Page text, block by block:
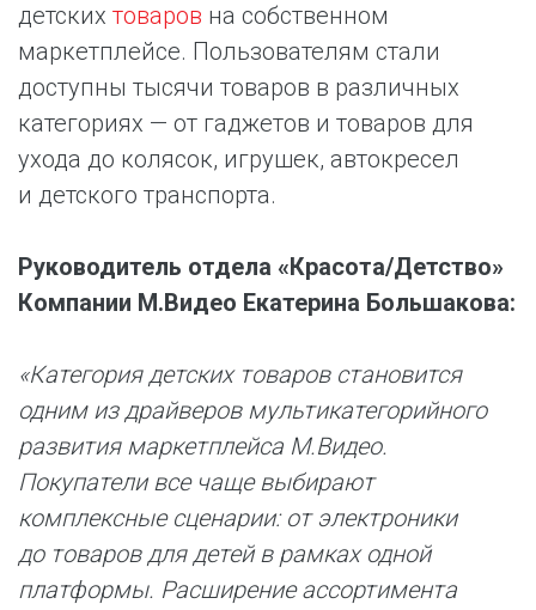
детских товаров на собственном
маркетплейсе. Пользователям стали
доступны тысячи товаров в различных
категориях — от гаджетов и товаров для
ухода до колясок, игрушек, автокресел
и детского транспорта.
Руководитель отдела «Красота/Детство»
Компании М.Видео Екатерина Большакова:
«Категория детских товаров становится
одним из драйверов мультикатегорийного
развития маркетплейса М.Видео.
Покупатели все чаще выбирают
комплексные сценарии: от электроники
до товаров для детей в рамках одной
платформы. Расширение ассортимента